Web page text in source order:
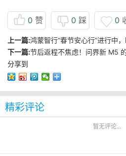
0 赞 0 踩 0
上一篇:鸿蒙智行“春节安心行”进行中
下一篇:节后返程不焦虑！问界新 M5
分享到
精彩评论
暂无评论...